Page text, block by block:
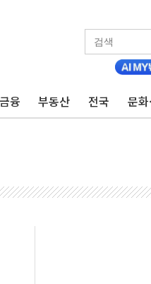
융 부동산 전국 문화
의 막바지.."美와 직접 협상 없
·김민석 후보 - 8월 7일
자회견·주요 정당 - 8월 7일
분 상승… "2분기 기업 순이익
나토 회원국 공격 검토… 거짓